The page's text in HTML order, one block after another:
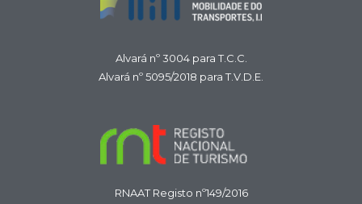
Alvará nº 3004 para T.C.C.
Alvará nº 5095/2018 para T.V.D.E.
RNAAT Registo nº149/2016